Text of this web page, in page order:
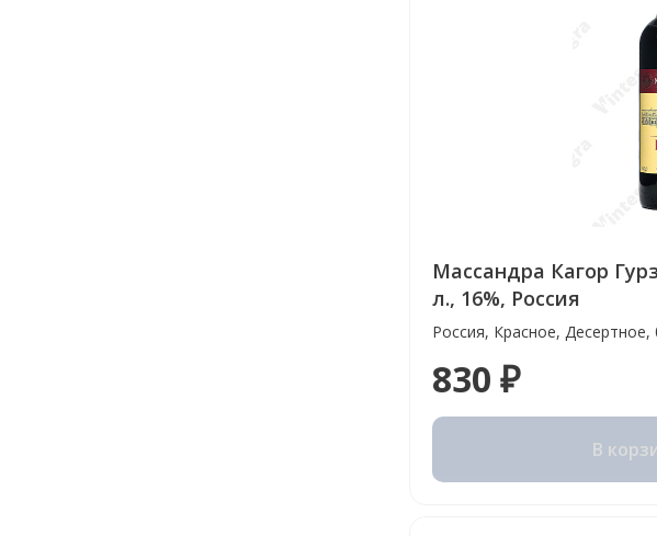
Массандра Кагор
л., 16%, Россия
Россия, Красное, Десертное,
830 ₽
В